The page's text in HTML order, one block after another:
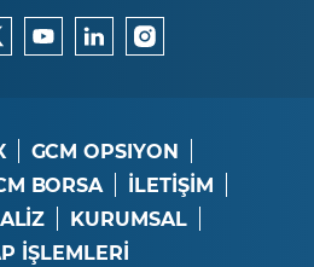
GCM OPSIYON
BORSA
İLETİŞİM
KURUMSAL
İŞLEMLERİ